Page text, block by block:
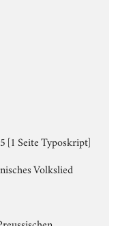
[1 Seite Typoskript]
Volkslied